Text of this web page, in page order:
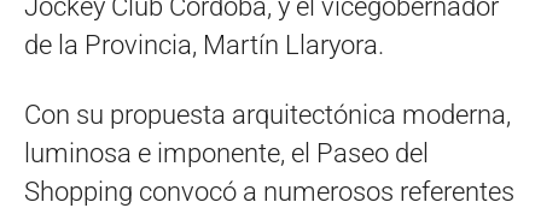
Jockey Club Córdoba, y el vicegobernador
de la Provincia, Martín Llaryora.
Con su propuesta arquitectónica moderna,
luminosa e imponente, el Paseo del
Shopping convocó a numerosos referentes